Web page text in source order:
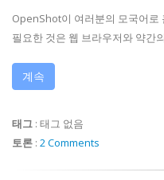
OpenShot이 여러분의 모국어로
필요한 것은 웹 브라우저와 약간
계속
태그 : 태그 없음
토론 : 2 Comments